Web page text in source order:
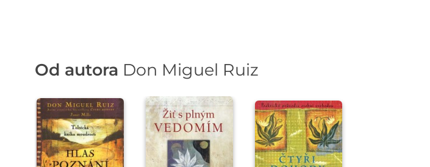
Od autora Don Miguel Ruiz